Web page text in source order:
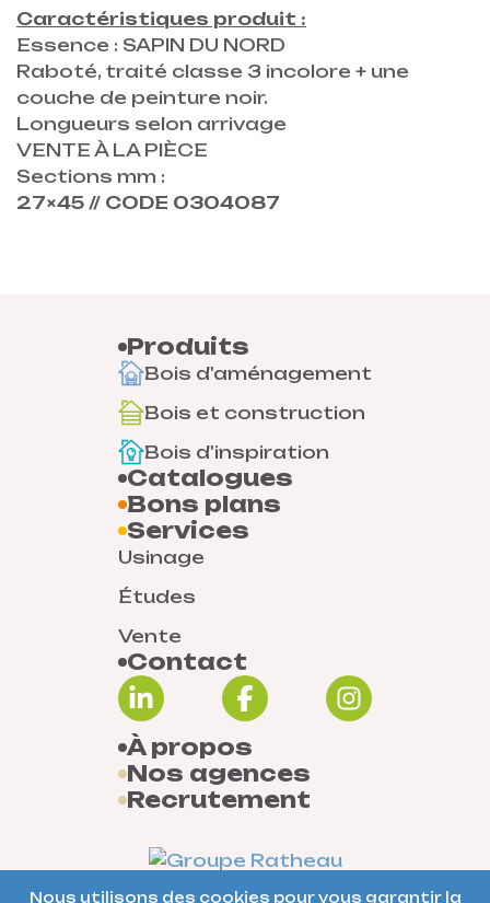
Caractéristiques produit :
Essence : SAPIN DU NORD
Raboté, traité classe 3 incolore + une
couche de peinture noir.
Longueurs selon arrivage
VENTE À LA PIÈCE
Sections mm :
27×45 // CODE 0304087
Produits
Bois d'aménagement
Bois et construction
Bois d'inspiration
Catalogues
Bons plans
Services
Usinage
Études
Vente
Contact
À propos
Nos agences
Recrutement
Nous utilisons des cookies pour vous garantir la